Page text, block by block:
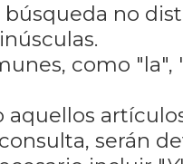
búsqueda no
como "la",
aquellos
serán